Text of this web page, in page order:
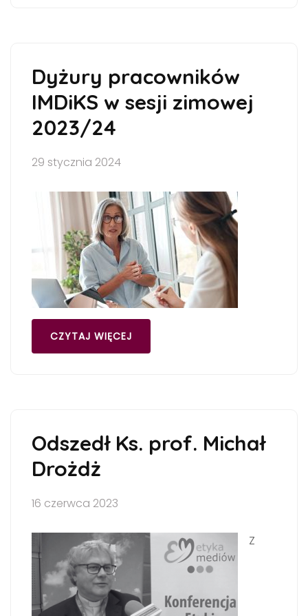
Dyżury pracowników
IMDiKS w sesji zimowej
2023/24
29 stycznia 2024
CZYTAJ WIĘCEJ
Odszedł Ks. prof. Michał
Drożdż
16 czerwca 2023
Z